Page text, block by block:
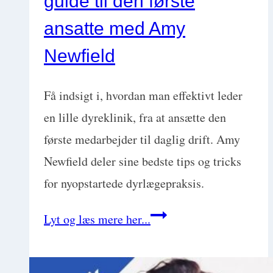
ansatte med Amy
Newfield
Få indsigt i, hvordan man effektivt leder
en lille dyreklinik, fra at ansætte den
første medarbejder til daglig drift. Amy
Newfield deler sine bedste tips og tricks
for nyopstartede dyrlægepraksis.
Lyt og læs mere her...Management
den